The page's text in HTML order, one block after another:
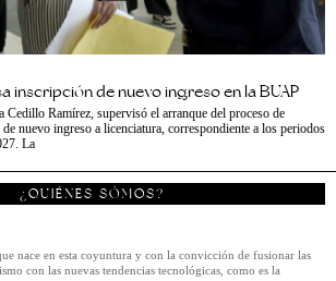
inscripción de nuevo ingreso en la BUAP
Ramírez, supervisó el arranque del proceso de
nuevo ingreso a licenciatura, correspondiente a los periodos
La
¿QUIÉNES SÓMOS?
nace en esta coyuntura y con la convicción de fusionar las
con las nuevas tendencias tecnológicas, como es la